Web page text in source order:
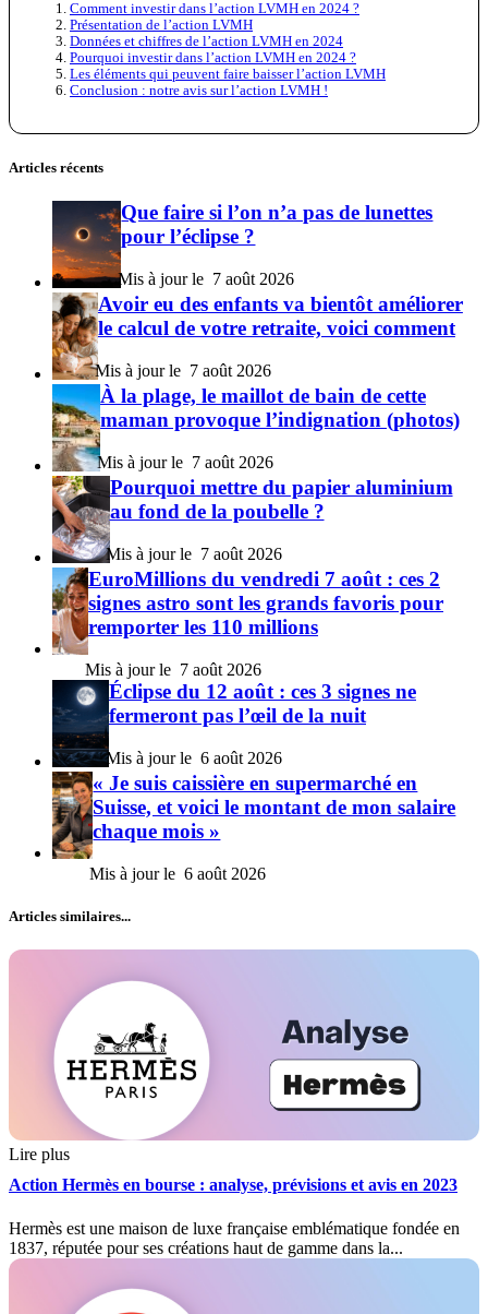
Comment investir dans l’action LVMH en 2024 ?
Présentation de l’action LVMH
Données et chiffres de l’action LVMH en 2024
Pourquoi investir dans l’action LVMH en 2024 ?
Les éléments qui peuvent faire baisser l’action LVMH
Conclusion : notre avis sur l’action LVMH !
Articles récents
Que faire si l’on n’a pas de lunettes
pour l’éclipse ?
7 août 2026
Avoir eu des enfants va bientôt améliorer
le calcul de votre retraite, voici comment
7 août 2026
À la plage, le maillot de bain de cette
maman provoque l’indignation (photos)
7 août 2026
Pourquoi mettre du papier aluminium
au fond de la poubelle ?
7 août 2026
EuroMillions du vendredi 7 août : ces 2
signes astro sont les grands favoris pour
remporter les 110 millions
7 août 2026
Éclipse du 12 août : ces 3 signes ne
fermeront pas l’œil de la nuit
6 août 2026
« Je suis caissière en supermarché en
Suisse, et voici le montant de mon salaire
chaque mois »
6 août 2026
Articles similaires...
Lire plus
Action Hermès en bourse : analyse, prévisions et avis en 2023
Hermès est une maison de luxe française emblématique fondée en
1837, réputée pour ses créations haut de gamme dans la...